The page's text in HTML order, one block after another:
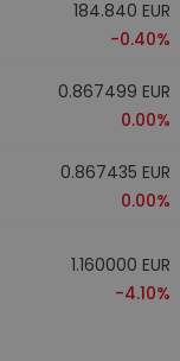
184.840 EUR
-0.40%
0.867499 EUR
0.00%
0.867435 EUR
0.00%
1.160000 EUR
-4.10%